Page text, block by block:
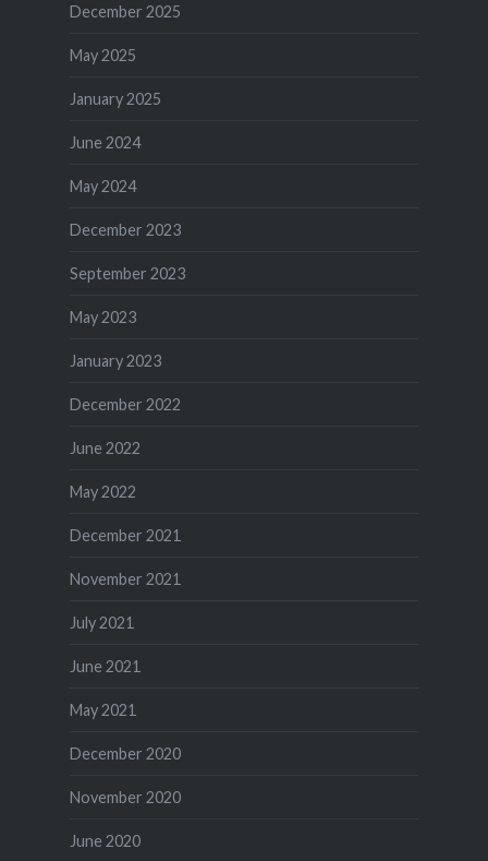
December 2025
May 2025
January 2025
June 2024
May 2024
December 2023
September 2023
May 2023
January 2023
December 2022
June 2022
May 2022
December 2021
November 2021
July 2021
June 2021
May 2021
December 2020
November 2020
June 2020